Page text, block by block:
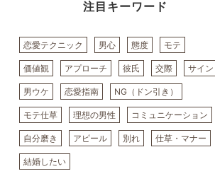
注目キーワード
恋愛テクニック 男心 態度 モテ
価値観 アプローチ 彼氏 交際 サイン
男ウケ 恋愛指南 NG（ドン引き）
モテ仕草 理想の男性 コミュニケーション
自分磨き アピール 別れ 仕草・マナー
結婚したい